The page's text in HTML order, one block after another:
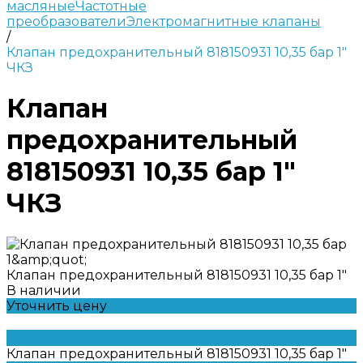
масляныеЧастотные
преобразователиЭлектромагнитные клапаны
/
Клапан предохранительный 818150931 10,35 бар 1"
ЧКЗ
Клапан
предохранительный
818150931 10,35 бар 1"
ЧКЗ
Клапан предохранительный 818150931 10,35 бар 1"
В наличии
Уточнить цену
Клапан предохранительный 818150931 10,35 бар 1"